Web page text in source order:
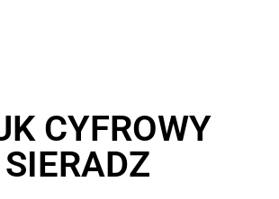
CYFROWY
SIERADZ